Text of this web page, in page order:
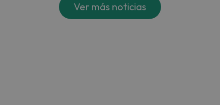
Ver más noticias